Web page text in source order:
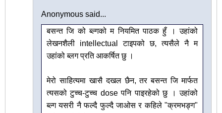
Anonymous said...
बसन्त जि को ब्ल्गको म नियमित पाठक हुँ । उहांको
लेखनशैली intellectual टाइपको छ, त्यसैले नै म
उहांको ब्लग प्रति आकर्षित छु ।
मेरो साहित्यमा खासै दखल छैन, तर बसन्त जि मार्फत
त्यसको टुच्च-टुच्च dose पनि पाइरहेको छु । उहांको
ब्ल्ग यसरी नै फल्दै फुल्दै जाओस र कहिले "क्रमभङ्ग"